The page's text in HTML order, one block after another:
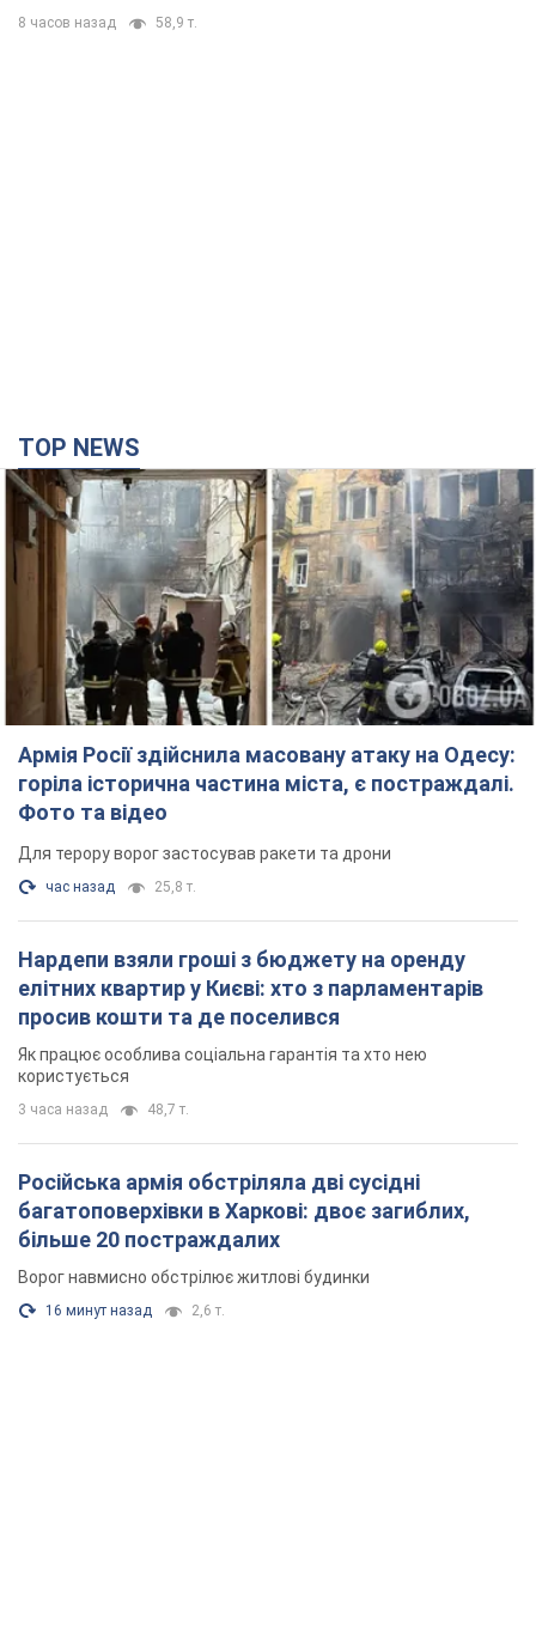
8 часов назад 58,9 т.
TOP NEWS
Армія Росії здійснила масовану атаку на Одесу:
горіла історична частина міста, є постраждалі.
Фото та відео
Для терору ворог застосував ракети та дрони
час назад 25,8 т.
Нардепи взяли гроші з бюджету на оренду
елітних квартир у Києві: хто з парламентарів
просив кошти та де поселився
Як працює особлива соціальна гарантія та хто нею
користується
3 часа назад 48,7 т.
Російська армія обстріляла дві сусідні
багатоповерхівки в Харкові: двоє загиблих,
більше 20 постраждалих
Ворог навмисно обстрілює житлові будинки
16 минут назад 2,6 т.